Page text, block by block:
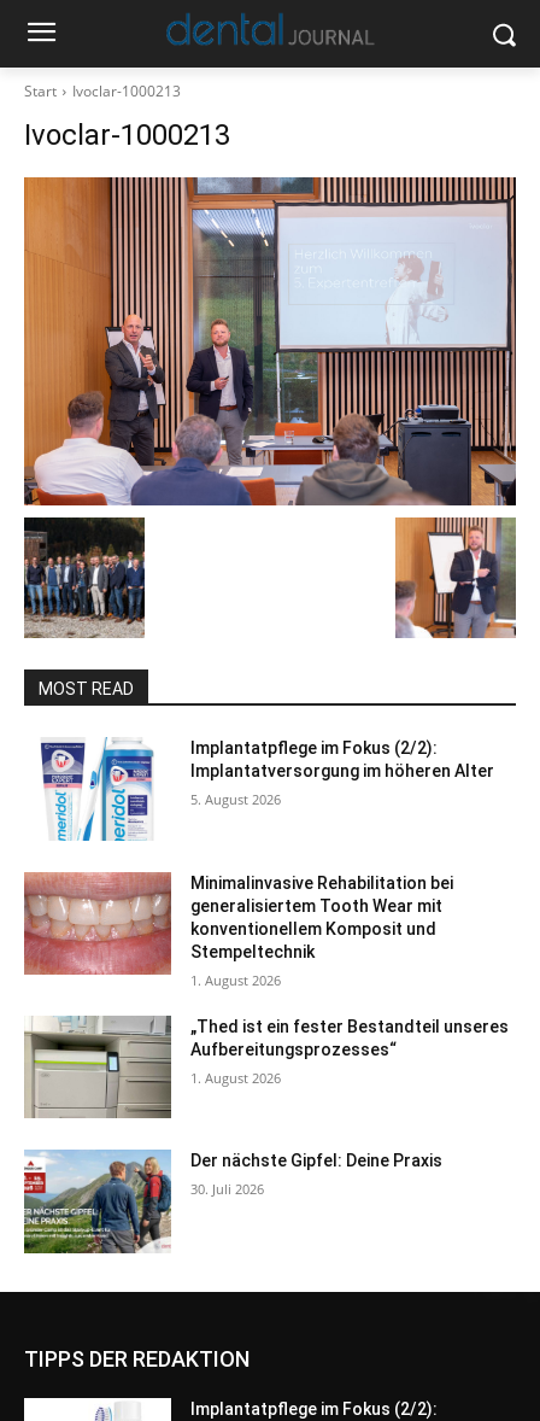
Start Ivoclar-1000213
Ivoclar-1000213
MOST READ
Implantatpflege im Fokus (2/2):
Implantatversorgung im höheren Alter
5. August 2026
Minimalinvasive Rehabilitation bei
generalisiertem Tooth Wear mit
konventionellem Komposit und
Stempeltechnik
1. August 2026
„Thed ist ein fester Bestandteil unseres
Aufbereitungsprozesses“
1. August 2026
Der nächste Gipfel: Deine Praxis
30. Juli 2026
TIPPS DER REDAKTION
Implantatpflege im Fokus (2/2):